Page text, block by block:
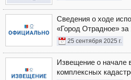
Сведения о ходе
«Город Отрадное» за
25 сентября 2025 г.
Извещение о начале
комплексных